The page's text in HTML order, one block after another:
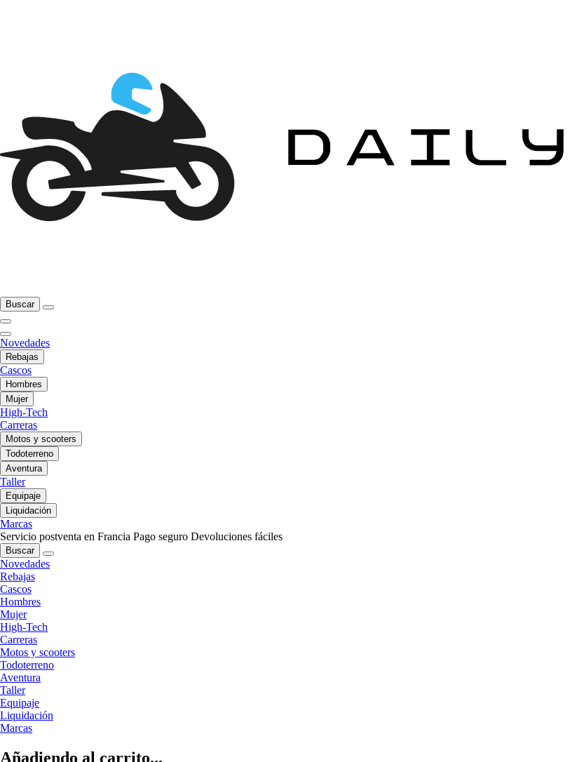
Buscar
Novedades
Rebajas
Cascos
Hombres
Mujer
High-Tech
Carreras
Motos y scooters
Todoterreno
Aventura
Taller
Equipaje
Liquidación
Marcas
Servicio postventa en Francia Pago seguro Devoluciones fáciles
Buscar
Novedades
Rebajas
Cascos
Hombres
Mujer
High-Tech
Carreras
Motos y scooters
Todoterreno
Aventura
Taller
Equipaje
Liquidación
Marcas
Añadiendo al carrito...